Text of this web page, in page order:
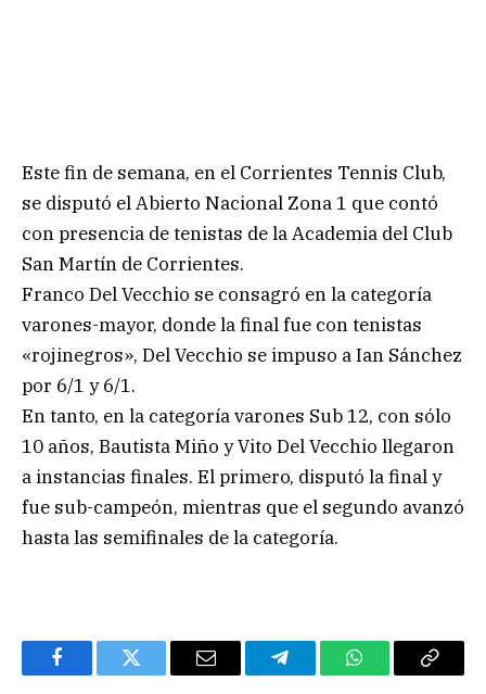
Este fin de semana, en el Corrientes Tennis Club,
se disputó el Abierto Nacional Zona 1 que contó
con presencia de tenistas de la Academia del Club
San Martín de Corrientes.
Franco Del Vecchio se consagró en la categoría
varones-mayor, donde la final fue con tenistas
«rojinegros», Del Vecchio se impuso a Ian Sánchez
por 6/1 y 6/1.
En tanto, en la categoría varones Sub 12, con sólo
10 años, Bautista Miño y Vito Del Vecchio llegaron
a instancias finales. El primero, disputó la final y
fue sub-campeón, mientras que el segundo avanzó
hasta las semifinales de la categoría.
FacebookTwitter Email TelegramWhatsAppCopy